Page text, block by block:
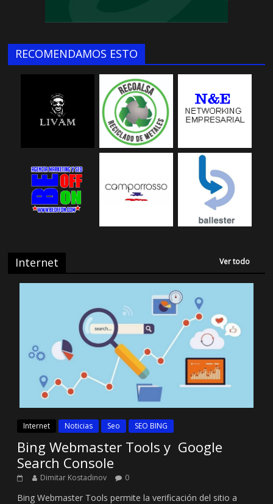
RECOMENDAMOS ESTO
Internet Ver todo
Internet Noticias Seo SEO BING
Bing Webmaster Tools y Google
Search Console
Dimitar Kostadinov 0
Bing Webmaster Tools permite la verificación del sitio a